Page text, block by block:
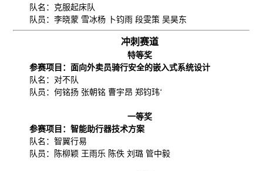
队名：克服起床队
队员：李晓蒙 雪冰杨 卜钧雨 段雯策 吴昊东
冲刺赛道
特等奖
参赛项目：面向外卖员骑行安全的嵌入式系统设计
队名：对不队
队员：何铭扬 张朝铭 曹宇昂 郑钧玮‘
一等奖
参赛项目：智能助行器技术方案
队名：智翼行易
队员：陈柳颖 王雨乐 陈佚 刘璐 管中毅